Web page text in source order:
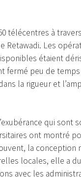
télécentres à
Retawadi. Les
étaient
fermé peu de
la rigueur et
qui sont
ont montré
la conception
locales, elle a
avec les